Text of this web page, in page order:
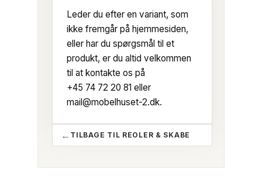
Leder du efter en variant, som
ikke fremgår på hjemmesiden,
eller har du spørgsmål til et
produkt, er du altid velkommen
til at kontakte os på
+45 74 72 20 81 eller
mail@mobelhuset-2.dk.
TILBAGE TIL REOLER & SKABE